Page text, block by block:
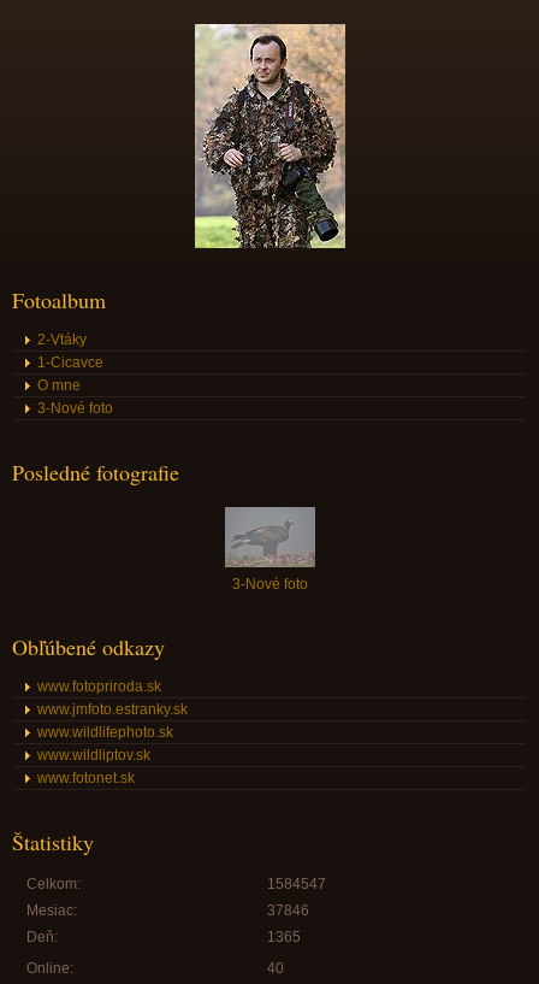
Fotoalbum
2-Vtáky
1-Cicavce
O mne
3-Nové foto
Posledné fotografie
3-Nové foto
Obľúbené odkazy
www.fotopriroda.sk
www.jmfoto.estranky.sk
www.wildlifephoto.sk
www.wildliptov.sk
www.fotonet.sk
Štatistiky
Online: 40
Celkom:
1584547
Mesiac:
37846
Deň:
1365